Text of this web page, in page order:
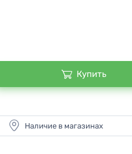
Купить
Наличие в магазинах